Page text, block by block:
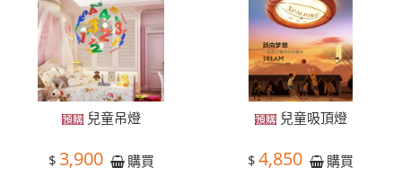
兒童吊燈
$ 3,900 購買
兒童吸頂燈
$ 4,850 購買